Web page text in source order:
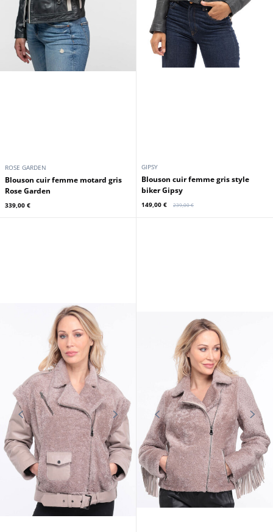
ROSE GARDEN
Blouson cuir femme motard gris
Rose Garden
339,00 €
GIPSY
Blouson cuir femme gris style
biker Gipsy
149,00 € 239,00 €